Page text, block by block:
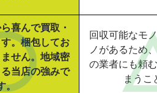
喜んで買取・
。梱包してお
せん。地域密
当店の強みで
。
回収可能なモ
ノがあるため
の業者にも頼
まうこ